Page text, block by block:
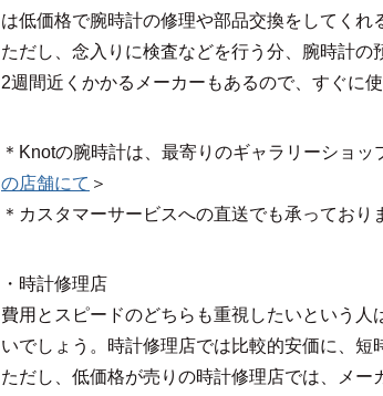
は低価格で腕時計の修理や部品交換をしてくれ
ただし、念入りに検査などを行う分、腕時計
2週間近くかかるメーカーもあるので、すぐに
＊Knotの腕時計は、最寄りのギャラリーショ
の店舗にて ＞
＊カスタマーサービスへの直送でも承っており
・時計修理店
費用とスピードのどちらも重視したいという
いでしょう。時計修理店では比較的安価に、短
ただし、低価格が売りの時計修理店では、メ